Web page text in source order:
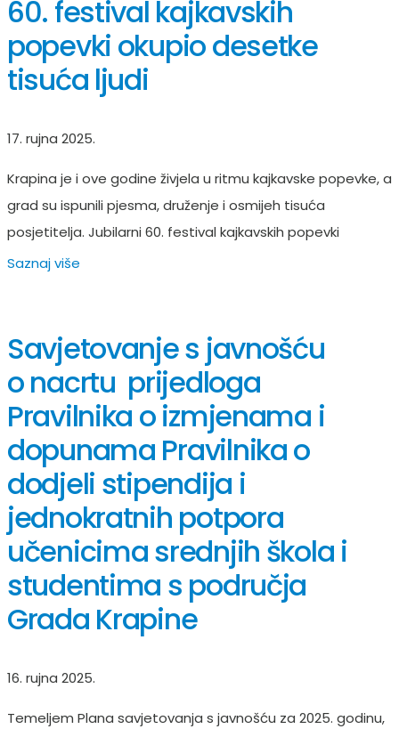
60. festival kajkavskih
popevki okupio desetke
tisuća ljudi
17. rujna 2025.
Krapina je i ove godine živjela u ritmu kajkavske popevke, a
grad su ispunili pjesma, druženje i osmijeh tisuća
posjetitelja. Jubilarni 60. festival kajkavskih popevki
Saznaj više
Savjetovanje s javnošću
o nacrtu prijedloga
Pravilnika o izmjenama i
dopunama Pravilnika o
dodjeli stipendija i
jednokratnih potpora
učenicima srednjih škola i
studentima s područja
Grada Krapine
16. rujna 2025.
Temeljem Plana savjetovanja s javnošću za 2025. godinu,